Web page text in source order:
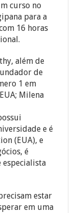
curso no
para a
16 horas
além de
de
1 em
Milena
e é
(EUA), e
é
especialista
estar
em uma